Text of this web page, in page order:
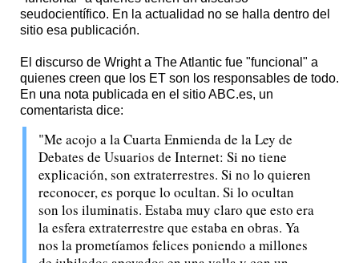
seudocientífico. En la actualidad no se halla dentro del
sitio esa publicación.
El discurso de Wright a The Atlantic fue "funcional" a
quienes creen que los ET son los responsables de todo.
En una nota publicada en el sitio ABC.es, un
comentarista dice:
"Me acojo a la Cuarta Enmienda de la Ley de
Debates de Usuarios de Internet: Si no tiene
explicación, son extraterrestres. Si no lo quieren
reconocer, es porque lo ocultan. Si lo ocultan
son los iluminatis. Estaba muy claro que esto era
la esfera extraterrestre que estaba en obras. Ya
nos la prometíamos felices poniendo a millones